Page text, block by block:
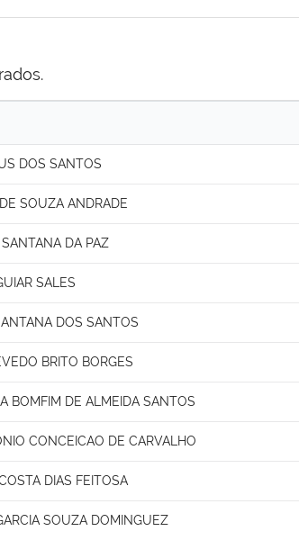
DOS SANTOS
SOUZA ANDRADE
DA PAZ
SALES
DOS SANTOS
BRITO BORGES
BOMFIM DE ALMEIDA SANTOS
CONCEICAO DE CARVALHO
DIAS FEITOSA
SOUZA DOMINGUEZ